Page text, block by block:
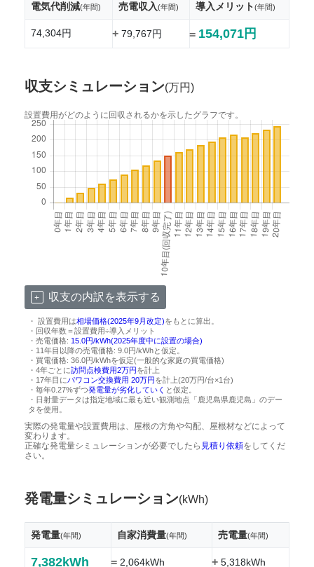
電気代削減(年間) 売電収入(年間) 導入メリット(年間)
74,304円 +79,767円 = 154,071円
収支シミュレーション(万円)
設置費用がどのように回収されるかを示したグラフです。
収支の内訳を表示する
・ 設置費用は相場価格(2025年9月改定)をもとに算出。
・回収年数＝設置費用÷導入メリット
・売電価格: 15.0円/kWh(2025年度中に設置の場合)
・11年目以降の売電価格: 9.0円/kWhと仮定。
・買電価格: 36.0円/kWhを仮定(一般的な家庭の買電価格)
・4年ごとに訪問点検費用2万円を計上
・17年目にパワコン交換費用 20万円を計上(20万円/台×1台)
・毎年0.27%ずつ発電量が劣化していく と仮定。
・日射量データは指定地域に最も近い観測地点「鹿児島県鹿児島」のデー
タを使用。
実際の発電量や設置費用は、屋根の方角や勾配、屋根材などによって
変わります。
正確な発電量シミュレーションが必要でしたら 見積り依頼をしてくだ
さい。
発電量シミュレーション(kWh)
発電量(年間) 自家消費量(年間) 売電量(年間)
7,382kWh =2,064kWh +5,318kWh